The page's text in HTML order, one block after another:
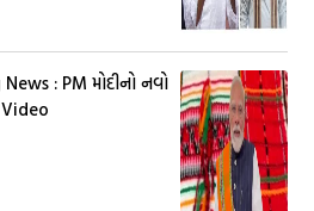
: PM મોદીનો નવો
Video